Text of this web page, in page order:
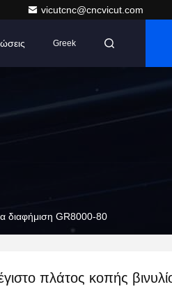
vicutcnc@cncvicut.com
Greek
διαφήμιση GR8000-80
πλάτος κοπής